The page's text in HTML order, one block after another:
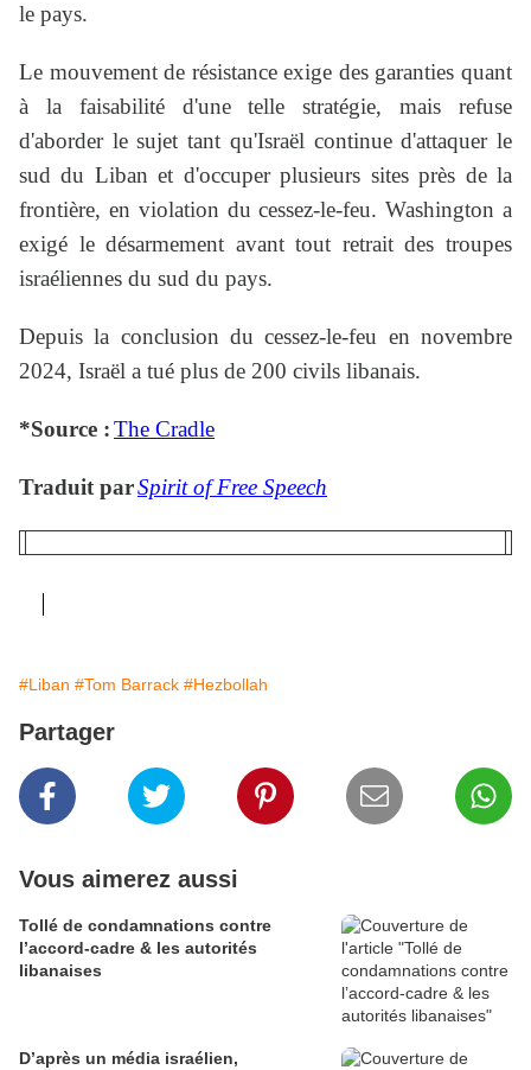
le pays.
Le mouvement de résistance exige des garanties quant
à la faisabilité d'une telle stratégie, mais refuse
d'aborder le sujet tant qu'Israël continue d'attaquer le
sud du Liban et d'occuper plusieurs sites près de la
frontière, en violation du cessez-le-feu. Washington a
exigé le désarmement avant tout retrait des troupes
israéliennes du sud du pays.
Depuis la conclusion du cessez-le-feu en novembre
2024, Israël a tué plus de 200 civils libanais.
*Source :The Cradle
Traduit parSpirit of Free Speech
#Liban #Tom Barrack #Hezbollah
Partager
Vous aimerez aussi
Tollé de condamnations contre
l’accord-cadre & les autorités
libanaises
D’après un média israélien,